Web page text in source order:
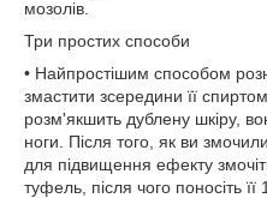
мозолів.
Три простих способи
• Найпростішим способом
змастити зсередини її
розм'якшить дублену шкіру,
ноги. Після того, як ви
для підвищення ефекту
туфель, після чого поносіть